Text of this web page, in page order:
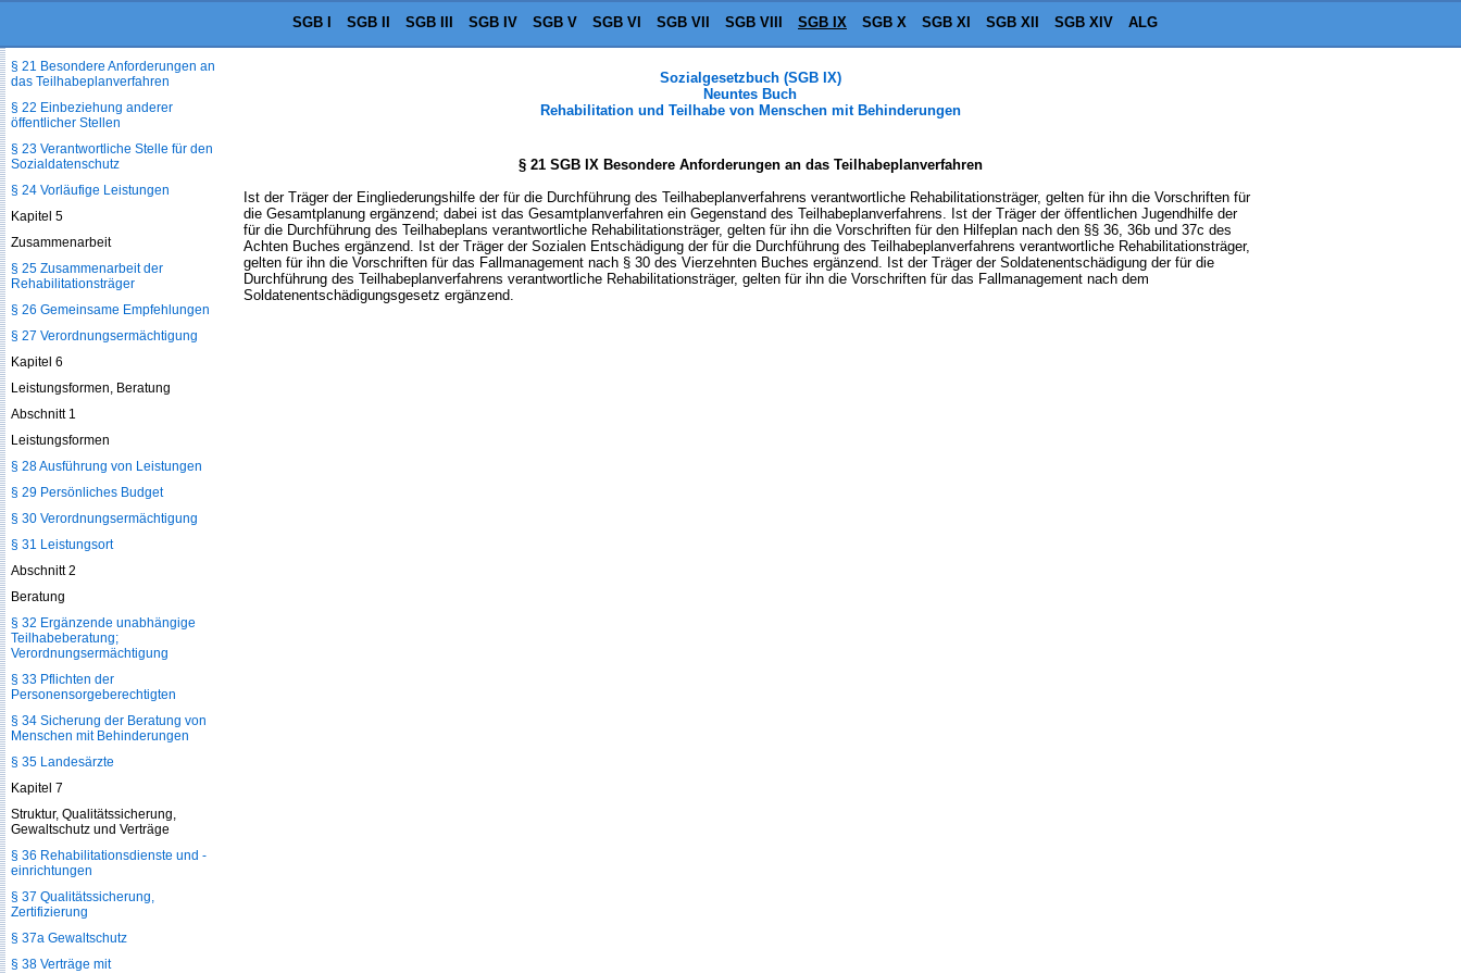
SGB I SGB II SGB III SGB IV SGB V SGB VI SGB VII SGB VIII SGB IX SGB X SGB XI SGB XII SGB XIV ALG
Sozialgesetzbuch (SGB IX)
Neuntes Buch
Rehabilitation und Teilhabe von Menschen mit Behinderungen
§ 21 SGB IX Besondere Anforderungen an das Teilhabeplanverfahren
Ist der Träger der Eingliederungshilfe der für die Durchführung des Teilhabeplanverfahrens verantwortliche Rehabilitationsträger, gelten für ihn die Vorschriften für
die Gesamtplanung ergänzend; dabei ist das Gesamtplanverfahren ein Gegenstand des Teilhabeplanverfahrens. Ist der Träger der öffentlichen Jugendhilfe der
für die Durchführung des Teilhabeplans verantwortliche Rehabilitationsträger, gelten für ihn die Vorschriften für den Hilfeplan nach den §§ 36, 36b und 37c des
Achten Buches ergänzend. Ist der Träger der Sozialen Entschädigung der für die Durchführung des Teilhabeplanverfahrens verantwortliche Rehabilitationsträger,
gelten für ihn die Vorschriften für das Fallmanagement nach § 30 des Vierzehnten Buches ergänzend. Ist der Träger der Soldatenentschädigung der für die
Durchführung des Teilhabeplanverfahrens verantwortliche Rehabilitationsträger, gelten für ihn die Vorschriften für das Fallmanagement nach dem
Soldatenentschädigungsgesetz ergänzend.
§ 21 Besondere Anforderungen an
das Teilhabeplanverfahren
§ 22 Einbeziehung anderer
öffentlicher Stellen
§ 23 Verantwortliche Stelle für den
Sozialdatenschutz
§ 24 Vorläufige Leistungen
Kapitel 5
Zusammenarbeit
§ 25 Zusammenarbeit der
Rehabilitationsträger
§ 26 Gemeinsame Empfehlungen
§ 27 Verordnungsermächtigung
Kapitel 6
Leistungsformen, Beratung
Abschnitt 1
Leistungsformen
§ 28 Ausführung von Leistungen
§ 29 Persönliches Budget
§ 30 Verordnungsermächtigung
§ 31 Leistungsort
Abschnitt 2
Beratung
§ 32 Ergänzende unabhängige
Teilhabeberatung;
Verordnungsermächtigung
§ 33 Pflichten der
Personensorgeberechtigten
§ 34 Sicherung der Beratung von
Menschen mit Behinderungen
§ 35 Landesärzte
Kapitel 7
Struktur, Qualitätssicherung,
Gewaltschutz und Verträge
§ 36 Rehabilitationsdienste und -
einrichtungen
§ 37 Qualitätssicherung,
Zertifizierung
§ 37a Gewaltschutz
§ 38 Verträge mit